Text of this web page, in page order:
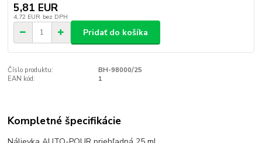
5,81 EUR
4,72 EUR bez DPH
Pridať do košíka
Číslo produktu:
BH-98000/25
EAN kód:
1
Kompletné špecifikácie